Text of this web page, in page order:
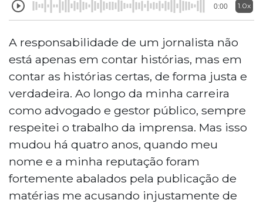
0:00 1.0x
A responsabilidade de um jornalista não
está apenas em contar histórias, mas em
contar as histórias certas, de forma justa e
verdadeira. Ao longo da minha carreira
como advogado e gestor público, sempre
respeitei o trabalho da imprensa. Mas isso
mudou há quatro anos, quando meu
nome e a minha reputação foram
fortemente abalados pela publicação de
matérias me acusando injustamente de